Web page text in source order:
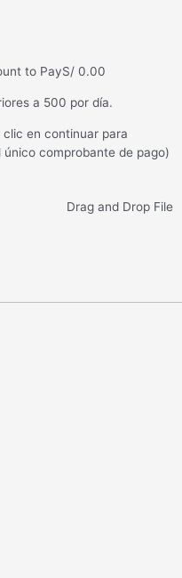
to PayS/ 0.00
a 500 por día.
clic en continuar para
comprobante de pago)
Drag and Drop File